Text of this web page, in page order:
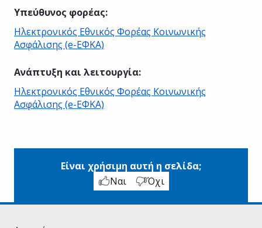
Υπεύθυνος φορέας:
Ηλεκτρονικός Εθνικός Φορέας Κοινωνικής
Ασφάλισης (e-ΕΦΚΑ)
Ανάπτυξη και λειτουργία:
Ηλεκτρονικός Εθνικός Φορέας Κοινωνικής
Ασφάλισης (e-ΕΦΚΑ)
Είναι χρήσιμη αυτή η σελίδα;
Ναι
Όχι